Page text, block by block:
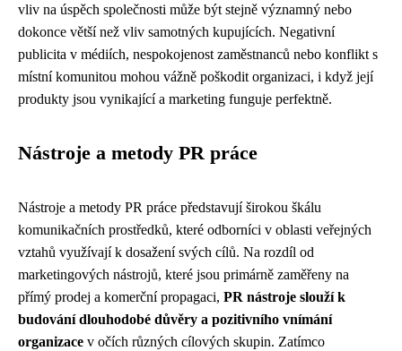
vliv na úspěch společnosti může být stejně významný nebo
dokonce větší než vliv samotných kupujících. Negativní
publicita v médiích, nespokojenost zaměstnanců nebo konflikt s
místní komunitou mohou vážně poškodit organizaci, i když její
produkty jsou vynikající a marketing funguje perfektně.
Nástroje a metody PR práce
Nástroje a metody PR práce představují širokou škálu
komunikačních prostředků, které odborníci v oblasti veřejných
vztahů využívají k dosažení svých cílů. Na rozdíl od
marketingových nástrojů, které jsou primárně zaměřeny na
přímý prodej a komerční propagaci, PR nástroje slouží k
budování dlouhodobé důvěry a pozitivního vnímání
organizace v očích různých cílových skupin. Zatímco